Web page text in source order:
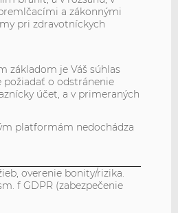
a zákonnými
pri zdravotníckych
základom je Váš súhlas
požiadať o odstránenie
účet, a v primeraných
platformám nedochádza
overenie bonity/rizika.
f GDPR (zabezpečenie